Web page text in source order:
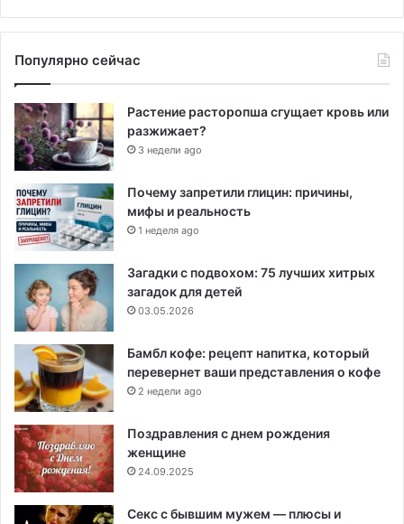
Популярно сейчас
Растение расторопша сгущает кровь или
разжижает?
3 недели ago
Почему запретили глицин: причины,
мифы и реальность
1 неделя ago
Загадки с подвохом: 75 лучших хитрых
загадок для детей
03.05.2026
Бамбл кофе: рецепт напитка, который
перевернет ваши представления о кофе
2 недели ago
Поздравления с днем рождения
женщине
24.09.2025
Секс с бывшим мужем — плюсы и